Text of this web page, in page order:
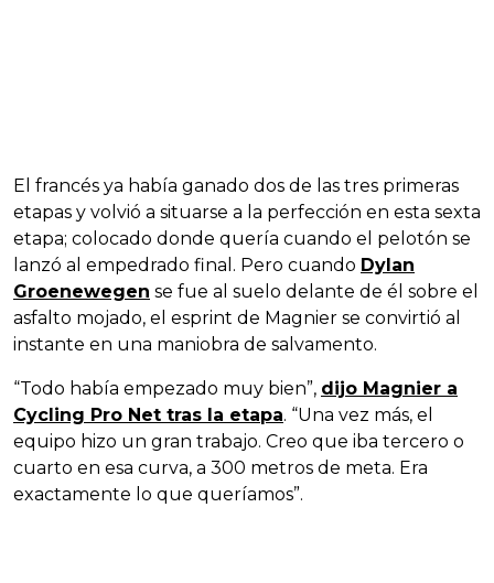
El francés ya había ganado dos de las tres primeras
etapas y volvió a situarse a la perfección en esta sexta
etapa; colocado donde quería cuando el pelotón se
lanzó al empedrado final. Pero cuando Dylan
Groenewegen se fue al suelo delante de él sobre el
asfalto mojado, el esprint de Magnier se convirtió al
instante en una maniobra de salvamento.
“Todo había empezado muy bien”, dijo Magnier a
Cycling Pro Net tras la etapa. “Una vez más, el
equipo hizo un gran trabajo. Creo que iba tercero o
cuarto en esa curva, a 300 metros de meta. Era
exactamente lo que queríamos”.